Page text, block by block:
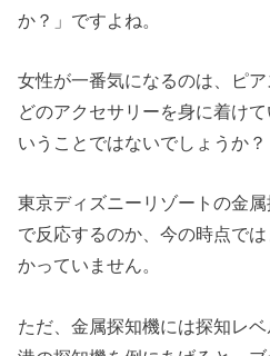
か？」ですよね。
女性が一番気になるのは、ピ
どのアクセサリーを身に着け
いうことではないでしょうか？
東京ディズニーリゾートの金
で反応するのか、今の時点で
かっていません。
ただ、金属探知機には探知レ